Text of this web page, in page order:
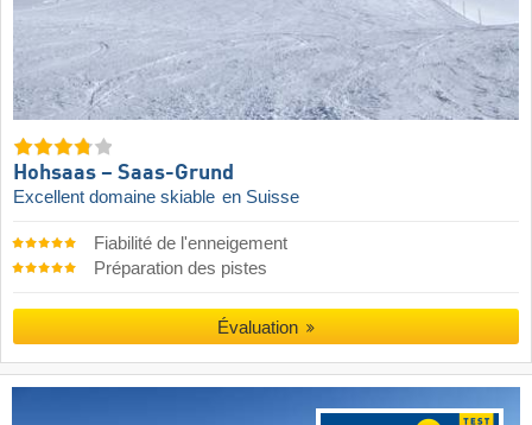
Hohsaas – Saas-Grund
Excellent domaine skiable en Suisse
Fiabilité de l'enneigement
Préparation des pistes
Évaluation